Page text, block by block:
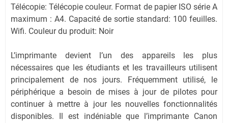
Télécopie: Télécopie couleur. Format de papier ISO série A
maximum : A4. Capacité de sortie standard: 100 feuilles.
Wifi. Couleur du produit: Noir
L’imprimante devient l’un des appareils les plus
nécessaires que les étudiants et les travailleurs utilisent
principalement de nos jours. Fréquemment utilisé, le
périphérique a besoin de mises à jour de pilotes pour
continuer à mettre à jour les nouvelles fonctionnalités
disponibles. Il est indéniable que l’imprimante Canon